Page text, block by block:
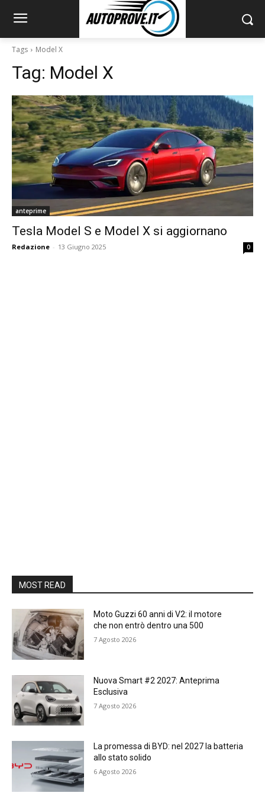
Tags Model X
Tag: Model X
anteprime
Tesla Model S e Model X si aggiornano
Redazione - 13 Giugno 2025 0
MOST READ
Moto Guzzi 60 anni di V2: il motore
che non entrò dentro una 500
7 Agosto 2026
Nuova Smart #2 2027: Anteprima
Esclusiva
7 Agosto 2026
La promessa di BYD: nel 2027 la batteria
allo stato solido
6 Agosto 2026